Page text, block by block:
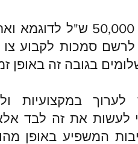
לרשם סמכות לקבוע
בגובה זה באופן
לערוך במקצועיות
לעשות את זה לבד
המשפיע באופן